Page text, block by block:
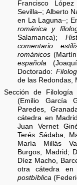
Francisco
Sevilla–; Alberto
en La Laguna–;
románica y
Salamanca);
comentario
románicos
española
Doctorado:
de las Redondas,
Sección de Filología
(Emilio García
Paredes,
cátedra en
Juan Vernet
Terés Sádaba,
María Millás
Burgos, Madrid;
Díez Macho,
otra cátedra en
postbíblica